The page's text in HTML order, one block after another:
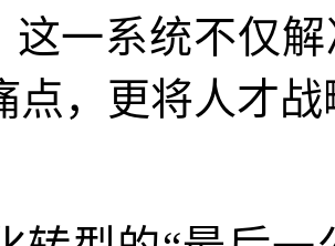
这一系统不仅
点，更将人才